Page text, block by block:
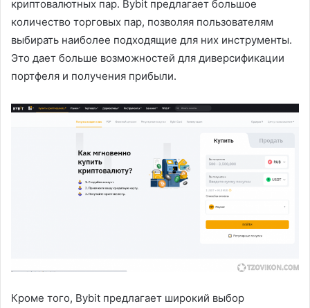
криптовалютных пар. Bybit предлагает большое
количество торговых пар, позволяя пользователям
выбирать наиболее подходящие для них инструменты.
Это дает больше возможностей для диверсификации
портфеля и получения прибыли.
Кроме того, Bybit предлагает широкий выбор